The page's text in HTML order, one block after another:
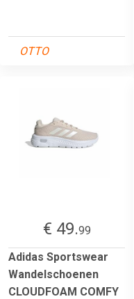
OTTO
€ 49.99
Adidas Sportswear
Wandelschoenen
CLOUDFOAM COMFY